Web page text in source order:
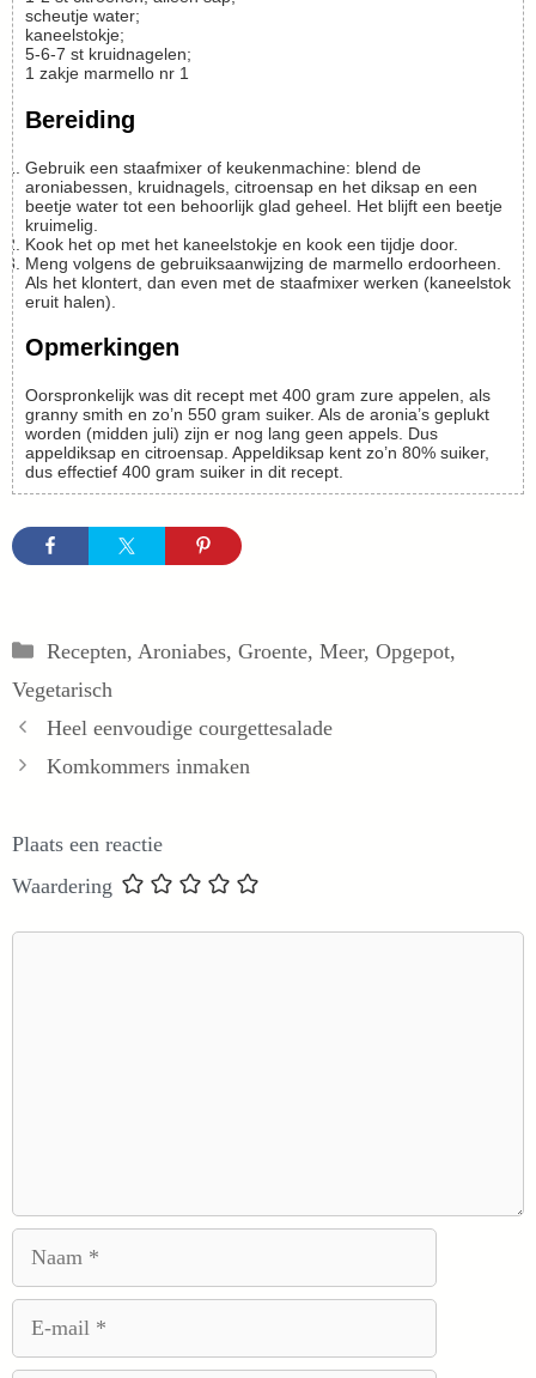
scheutje water;
kaneelstokje;
5-6-7 st kruidnagelen;
1 zakje marmello nr 1
Bereiding
Gebruik een staafmixer of keukenmachine: blend de
aroniabessen, kruidnagels, citroensap en het diksap en een
beetje water tot een behoorlijk glad geheel. Het blijft een beetje
kruimelig.
Kook het op met het kaneelstokje en kook een tijdje door.
Meng volgens de gebruiksaanwijzing de marmello erdoorheen.
Als het klontert, dan even met de staafmixer werken (kaneelstok
eruit halen).
Opmerkingen
Oorspronkelijk was dit recept met 400 gram zure appelen, als
granny smith en zo’n 550 gram suiker. Als de aronia’s geplukt
worden (midden juli) zijn er nog lang geen appels. Dus
appeldiksap en citroensap. Appeldiksap kent zo’n 80% suiker,
dus effectief 400 gram suiker in dit recept.
Categorieën
Recepten, Aroniabes, Groente, Meer, Opgepot,
Vegetarisch
Heel eenvoudige courgettesalade
Komkommers inmaken
Plaats een reactie
Waardering